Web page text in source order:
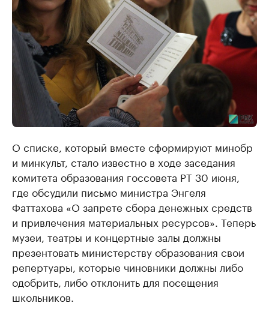
О списке, который вместе сформируют минобр
и минкульт, стало известно в ходе заседания
комитета образования госсовета РТ 30 июня,
где обсудили письмо министра Энгеля
Фаттахова «О запрете сбора денежных средств
и привлечения материальных ресурсов». Теперь
музеи, театры и концертные залы должны
презентовать министерству образования свои
репертуары, которые чиновники должны либо
одобрить, либо отклонить для посещения
школьников.